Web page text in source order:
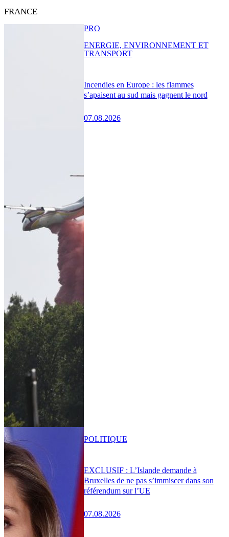
FRANCE
Incendies en Europe : les flammes
s’apaisent au sud mais gagnent le nord
07.08.2026
PRO
ENERGIE, ENVIRONNEMENT ET
TRANSPORT
EXCLUSIF : L’Islande demande à
Bruxelles de ne pas s’immiscer dans son
référendum sur l’UE
07.08.2026
POLITIQUE